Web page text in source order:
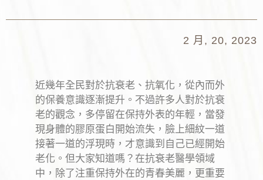
2 月, 20, 2023
近幾年全民對於抗衰老、抗氧化，從內而外
的保養意識逐漸提升。不過許多人對於抗衰
老的觀念，多停留在保持外表的年輕，當發
現身體的膠原蛋白開始流失，臉上細紋一道
接著一道的浮現時，才意識到自己已經開始
老化。但大家知道嗎？在抗衰老醫學領域
中，除了注重保持外在的青春美麗，更重要